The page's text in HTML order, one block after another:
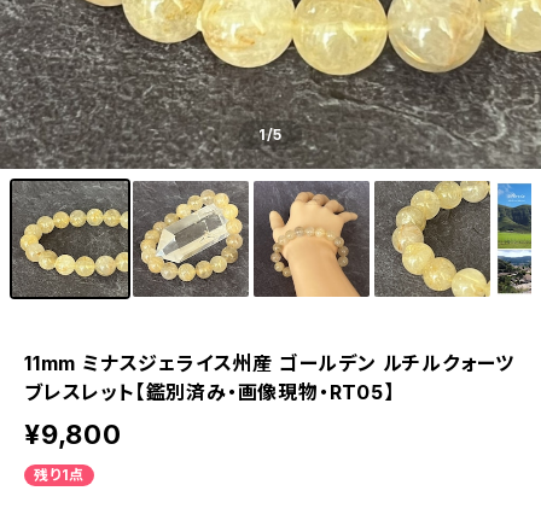
1/5
11mm ミナスジェライス州産 ゴールデン ルチルクォーツ
ブレスレット【鑑別済み・画像現物・RT05】
¥9,800
残り1点